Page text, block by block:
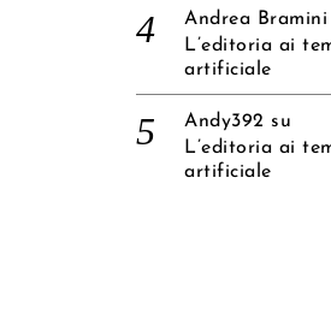
Andrea Bramini
L’editoria ai
artificiale
Andy392 su
L’editoria ai
artificiale